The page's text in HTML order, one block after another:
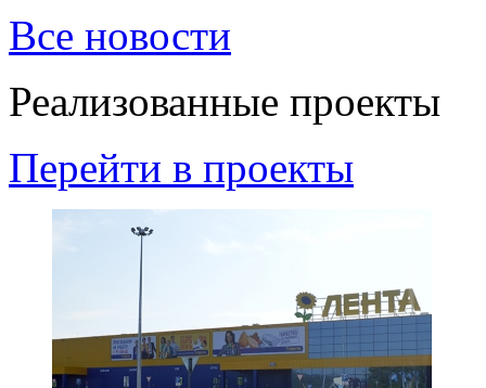
Все новости
Реализованные проекты
Перейти в проекты